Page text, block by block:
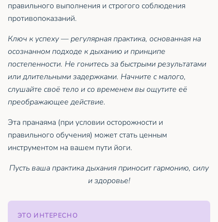
правильного выполнения и строгого соблюдения
противопоказаний.
Ключ к успеху — регулярная практика, основанная на
осознанном подходе к дыханию и принципе
постепенности. Не гонитесь за быстрыми результатами
или длительными задержками. Начните с малого,
слушайте своё тело и со временем вы ощутите её
преображающее действие.
Эта пранаяма (при условии осторожности и
правильного обучения) может стать ценным
инструментом на вашем пути йоги.
Пусть ваша практика дыхания приносит гармонию, силу
и здоровье!
ЭТО ИНТЕРЕСНО